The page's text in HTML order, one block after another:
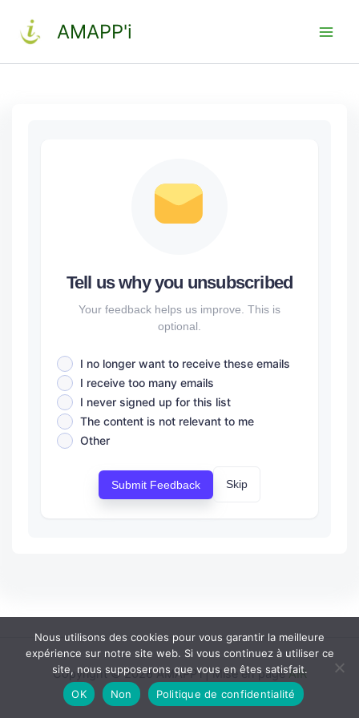
contenu
AMAPP'i
Tell us why you unsubscribed
Your feedback helps us improve. This is
optional.
I no longer want to receive these emails
I receive too many emails
I never signed up for this list
The content is not relevant to me
Other
Submit Feedback Skip
Copyright © 2026 AMAPP'i | Mise en pageAIR
Nous utilisons des cookies pour vous garantir la meilleure
expérience sur notre site web. Si vous continuez à utiliser ce
site, nous supposerons que vous en êtes satisfait.
OK
Non Politique de confidentialité